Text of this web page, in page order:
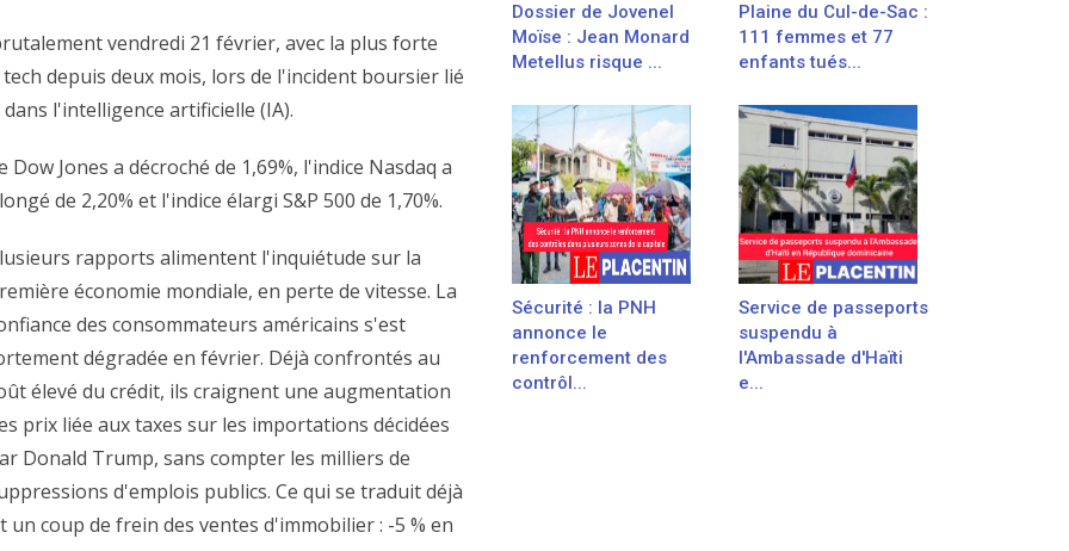
vendredi 21 février, avec la plus forte
depuis deux mois, lors de l'incident boursier lié
l'intelligence artificielle (IA).
Dow Jones a décroché de 1,69%, l'indice Nasdaq a
de 2,20% et l'indice élargi S&P 500 de 1,70%.
rapports alimentent l'inquiétude sur la
économie mondiale, en perte de vitesse. La
des consommateurs américains s'est
dégradée en février. Déjà confrontés au
élevé du crédit, ils craignent une augmentation
prix liée aux taxes sur les importations décidées
Donald Trump, sans compter les milliers de
d'emplois publics. Ce qui se traduit déjà
coup de frein des ventes d'immobilier : -5 % en
Dossier de Jovenel
Moïse : Jean Monard
Metellus risque ...
Plaine du Cul-de-Sac :
111 femmes et 77
enfants tués...
Sécurité : la PNH
annonce le
renforcement des
contrôl...
Service de passeports
suspendu à
l'Ambassade d'Haïti
e...